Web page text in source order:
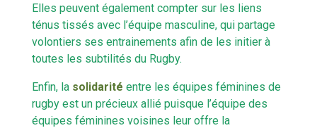
Elles peuvent également compter sur les liens
ténus tissés avec l’équipe masculine, qui partage
volontiers ses entrainements afin de les initier à
toutes les subtilités du Rugby.
Enfin, la solidarité entre les équipes féminines de
rugby est un précieux allié puisque l’équipe des
équipes féminines voisines leur offre la